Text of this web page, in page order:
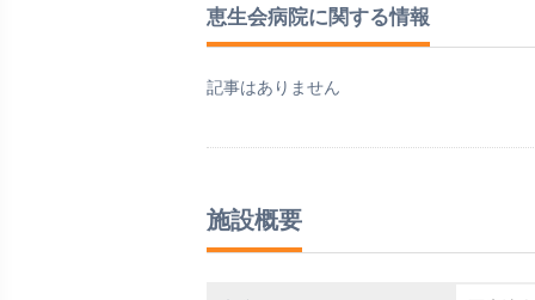
恵生会病院に関する情報
記事はありません
施設概要